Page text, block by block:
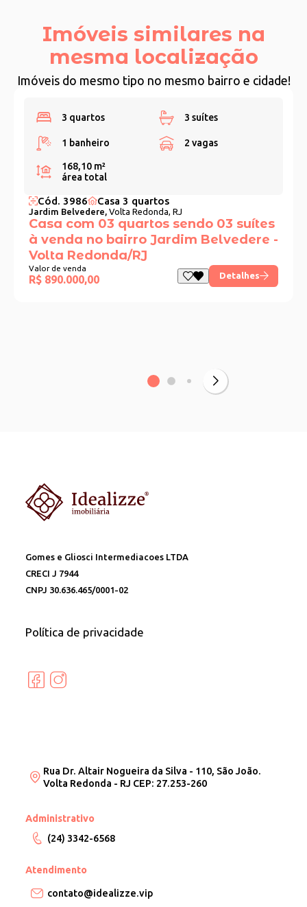
Imóveis similares na
mesma localização
Imóveis do mesmo tipo no mesmo bairro e cidade!
3 quartos 3 suítes
1 banheiro 2 vagas
168,10 m²
área total
Cód. 3986 Casa 3 quartos
Jardim Belvedere, Volta Redonda, RJ
Casa com 03 quartos sendo 03 suítes
à venda no bairro Jardim Belvedere -
Volta Redonda/RJ
Valor de venda
R$ 890.000,00 Detalhes
Gomes e Gliosci Intermediacoes LTDA
CRECI J 7944
CNPJ 30.636.465/0001-02
Política de privacidade
Rua Dr. Altair Nogueira da Silva - 110, São João.
Volta Redonda - RJ CEP: 27.253-260
Administrativo
(24) 3342-6568
Atendimento
contato@idealizze.vip